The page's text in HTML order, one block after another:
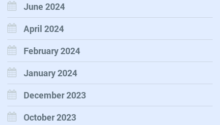
June 2024
April 2024
February 2024
January 2024
December 2023
October 2023